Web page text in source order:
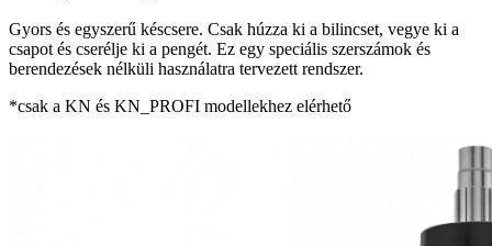
Gyors és egyszerű késcsere. Csak húzza ki a bilincset, vegye ki a
csapot és cserélje ki a pengét. Ez egy speciális szerszámok és
berendezések nélküli használatra tervezett rendszer.
*csak a KN és KN_PROFI modellekhez elérhető